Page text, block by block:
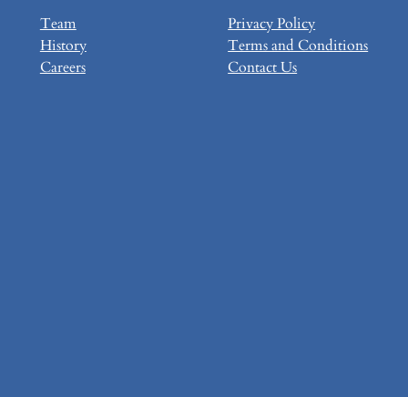
Team
History
Careers
Privacy Policy
Terms and Conditions
Contact Us